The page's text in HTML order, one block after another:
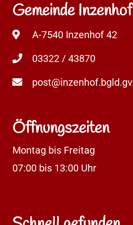
Gemeinde Inzenhof
A-7540 Inzenhof 42
03322 / 43870
Öffnungszeiten
Montag bis Freitag
07:00 bis 13:00 Uhr